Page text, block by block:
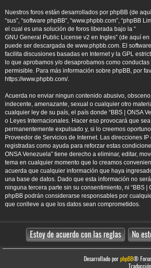
Nuestros foros están desarrollados por phpBB (de
“sus”, “software phpBB”, “www.phpbb.com”, “phpBB
el cual es una solución de foros liberada bajo la “
GNU General Public License v2 en Ingles” (de aquí en
puede ser descargada de www.phpbb.com. El
facilita discusiones basadas en Internet y la GPL
lo que aprobamos y/o desaprobamos como
permisible. Para más información sobre phpBB, por
https://www.phpbb.com/.
Acuerda no enviar ningun contenido abusivo,
indecente, amenazante, sexual o cualquier otro
cualquier ley de su país, el país donde “BBS | ONSA
o Leyes Internacionales. Hacer eso provocará que
permanentemente expulsado y, si lo creemos
Proveedor de Servicios de Internet. Las direcciones
registradas como ayuda para reforzar estas
ONSA Venezuela” tiene derecho a eliminar, editar,
tema en cualquier momento que lo creamos
acuerda que cualquier información que haya
una base de datos. Dado que esta información no
ninguna tercera parte sin su consentimiento, ni “BBS |
phpBB podrán considerarse responsables por
que conlleve a que los datos sean comprometidos.
Desarrollado porphpBB®